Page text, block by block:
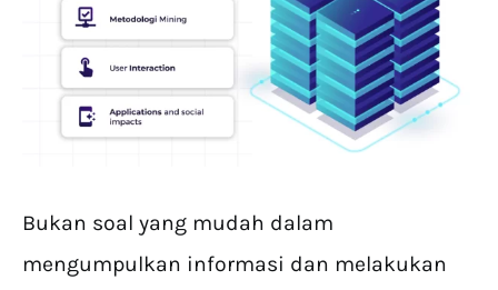
Bukan soal yang mudah dalam
mengumpulkan informasi dan melakukan